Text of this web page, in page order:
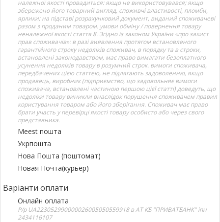
належної якості провадиться: якщо не використовувався; якщо
збережено його товарний вигляд, споживчі властивості, пломби,
ярлики; на підставі розрахунковий документ, виданий споживачеві
разом з проданим товаром. умови обміну / повернення товару
неналежної якості стаття 8. Згідно із законом України «про захист
прав споживачів»: в разі виявлення протягом встановленого
гарантійного строку недоліків споживач, в порядку та в строки,
встановлені законодавством, має право вимагати безоплатного
усунення недоліків товару в розумний строк. вимоги споживача,
передбачених цією статтею, не підлягають задоволенню, якщо
продавець, виробник (підприємство, що задовольняє вимоги
споживача, встановлені частиною першою цієї статті) доведуть, що
недоліки товару виникли внаслідок порушення споживачем правил
користування товаром або його зберігання. Споживач має право
брати участь у перевірці якості товару особисто або через свого
представника.
Meest пошта
Укрпошта
Нова Пошта (поштомат)
Новая Почта(курьер)
Варіанти оплати
Онлайн оплата
Р/р UA223052990000026005050559918 в АТ КБ "ПРИВАТБАНК" іпн
2434116107